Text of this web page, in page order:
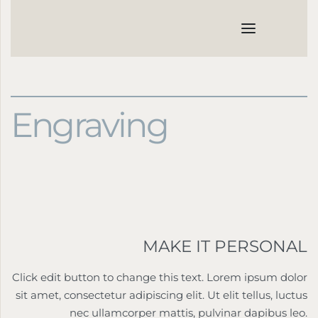
Engraving
MAKE IT PERSONAL
Click edit button to change this text. Lorem ipsum dolor
sit amet, consectetur adipiscing elit. Ut elit tellus, luctus
nec ullamcorper mattis, pulvinar dapibus leo.